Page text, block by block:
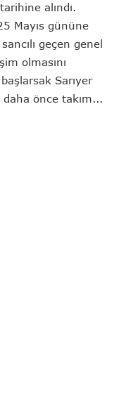
alındı.
Mayıs gününe
geçen genel
olmasını
Sarıyer
önce takım...